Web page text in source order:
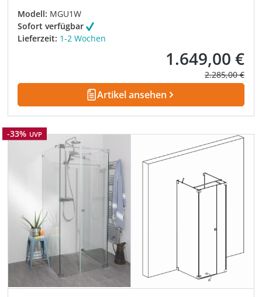
Modell: MGU1W
Sofort verfügbar
Lieferzeit: 1-2 Wochen
Verkaufspreis:
1.649,00 €
Regulärer
2.285,00 €
Artikel ansehen
Rabatt
-33% UVP